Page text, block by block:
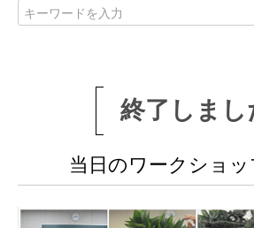
終了しまし
当日のワークショ